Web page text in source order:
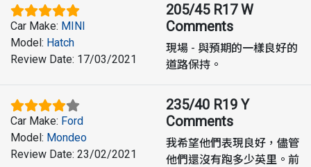
Car Make: MINI
Model: Hatch
Review Date: 17/03/2021
205/45 R17 W
Comments
現場 - 與預期的一樣良好的
道路保持。
Car Make: Ford
Model: Mondeo
Review Date: 23/02/2021
235/40 R19 Y
Comments
我希望他們表現良好，儘管
他們還沒有跑多少英里。前